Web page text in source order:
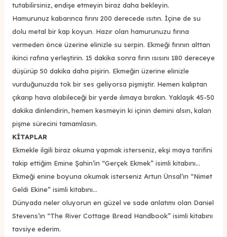
tutabilirsiniz, endişe etmeyin biraz daha bekleyin.
Hamurunuz kabarınca fırını 200 derecede ısıtın. İçine de su
dolu metal bir kap koyun. Hazır olan hamurunuzu fırına
vermeden önce üzerine elinizle su serpin. Ekmeği fırının alttan
ikinci rafına yerleştirin. 15 dakika sonra fırın ısısını 180 dereceye
düşürüp 50 dakika daha pişirin. Ekmeğin üzerine elinizle
vurduğunuzda tok bir ses geliyorsa pişmiştir. Hemen kalıptan
çıkarıp hava alabileceği bir yerde ılımaya bırakın. Yaklaşık 45-50
dakika dinlendirin, hemen kesmeyin ki içinin demini alsın, kalan
pişme sürecini tamamlasın.
KİTAPLAR
Ekmekle ilgili biraz okuma yapmak isterseniz, ekşi maya tarifini
takip ettiğim Emine Şahin’in “Gerçek Ekmek” isimli kitabını…
Ekmeği enine boyuna okumak isterseniz Artun Ünsal’ın “Nimet
Geldi Ekine” isimli kitabını…
Dünyada neler oluyorun en güzel ve sade anlatımı olan Daniel
Stevens’ın “The River Cottage Bread Handbook” isimli kitabını
tavsiye ederim.